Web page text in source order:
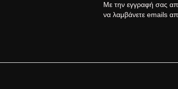
Με την εγγραφή σας
να λαμβάνετε emails